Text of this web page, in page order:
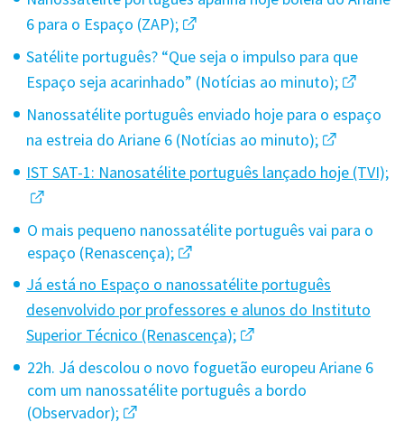
6 para o Espaço (ZAP);
Satélite português? “Que seja o impulso para que
Espaço seja acarinhado” (Notícias ao minuto);
Nanossatélite português enviado hoje para o espaço
na estreia do Ariane 6 (Notícias ao minuto);
IST SAT-1: Nanosatélite português lançado hoje (TVI);
O mais pequeno nanossatélite português vai para o
espaço (Renascença);
Já está no Espaço o nanossatélite português
desenvolvido por professores e alunos do Instituto
Superior Técnico (Renascença);
22h. Já descolou o novo foguetão europeu Ariane 6
com um nanossatélite português a bordo
(Observador);